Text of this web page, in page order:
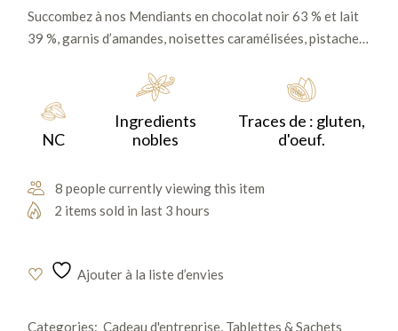
Succombez à nos Mendiants en chocolat noir 63 % et lait
39 %, garnis d’amandes, noisettes caramélisées, pistaches
qualité exceptionnelle.
NC
Ingredients
nobles
Traces de : gluten,
d'oeuf.
8 people currently viewing this item
2 items sold in last 3 hours
Ajouter à la liste d’envies
Categories: Cadeau d'entreprise Tablettes & Sachets